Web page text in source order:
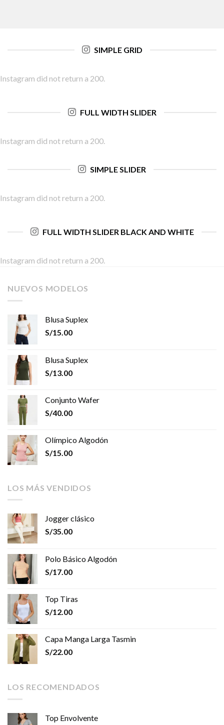
SIMPLE GRID
Instagram did not return a 200.
FULL WIDTH SLIDER
Instagram did not return a 200.
SIMPLE SLIDER
Instagram did not return a 200.
FULL WIDTH SLIDER BLACK AND WHITE
Instagram did not return a 200.
NUEVOS MODELOS
Blusa Suplex
S/15.00
Blusa Suplex
S/13.00
Conjunto Wafer
S/40.00
Olímpico Algodón
S/15.00
LOS MÁS VENDIDOS
Jogger clásico
S/35.00
Polo Básico Algodón
S/17.00
Top Tiras
S/12.00
Capa Manga Larga Tasmin
S/22.00
LOS RECOMENDADOS
Top Envolvente